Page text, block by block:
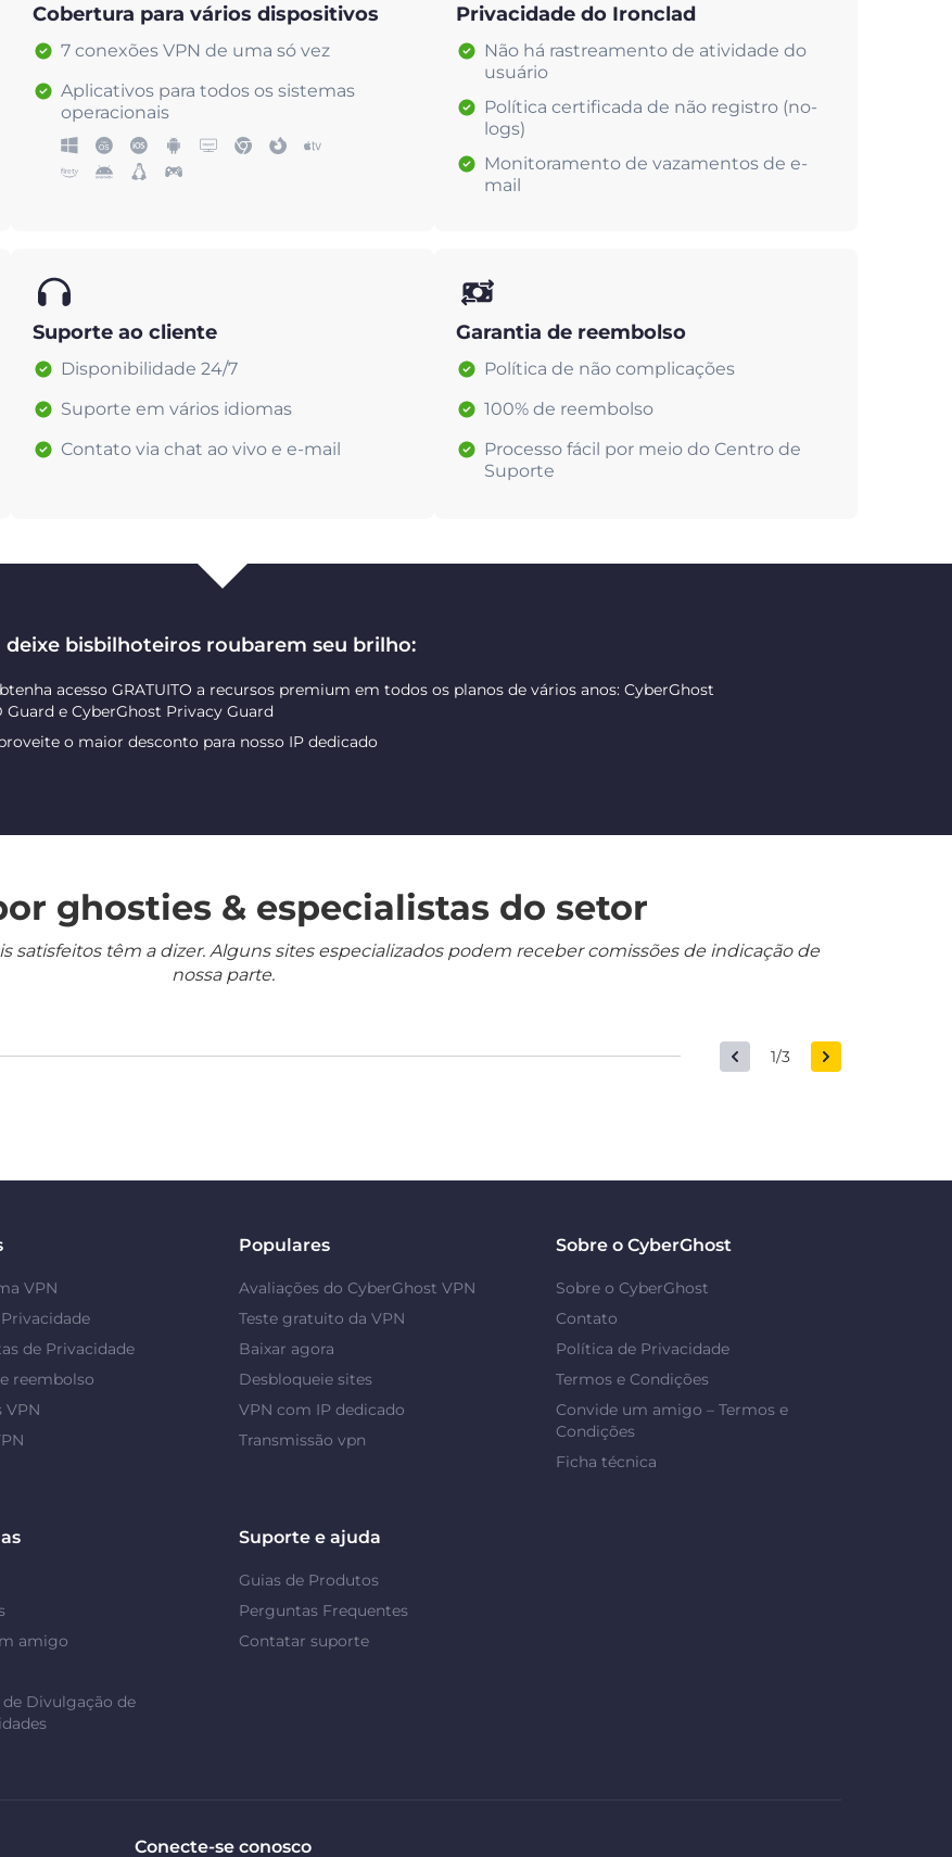
Cobertura para vários dispositivos
7 conexões VPN de uma só vez
Aplicativos para todos os sistemas
operacionais
Privacidade do Ironclad
Não há rastreamento de atividade do
usuário
Política certificada de não registro (no-
logs)
Monitoramento de vazamentos de e-
mail
Suporte ao cliente
Disponibilidade 24/7
Suporte em vários idiomas
Contato via chat ao vivo e e-mail
Garantia de reembolso
Política de não complicações
100% de reembolso
Processo fácil por meio do Centro de
Suporte
deixe bisbilhoteiros roubarem seu brilho:
acesso GRATUITO a recursos premium em todos os planos de vários anos: CyberGhost
Guard e CyberGhost Privacy Guard
o maior desconto para nosso IP dedicado
ghosties & especialistas do setor
satisfeitos têm a dizer. Alguns sites especializados podem receber comissões de indicação de
nossa parte.
1/3
VPN
de Privacidade
reembolso
VPN
Populares
Avaliações do CyberGhost VPN
Teste gratuito da VPN
Baixar agora
Desbloqueie sites
VPN com IP dedicado
Transmissão vpn
Sobre o CyberGhost
Sobre o CyberGhost
Contato
Política de Privacidade
Termos e Condições
Convide um amigo – Termos e
Condições
Ficha técnica
amigo
Divulgação de
Suporte e ajuda
Guias de Produtos
Perguntas Frequentes
Contatar suporte
Conecte-se conosco